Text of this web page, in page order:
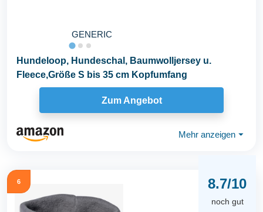
GENERIC
Hundeloop, Hundeschal, Baumwolljersey u.
Fleece,Größe S bis 35 cm Kopfumfang
Zum Angebot
Mehr anzeigen ⏷
6 8.7/10
noch gut